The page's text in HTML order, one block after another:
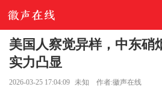
美国人察觉异样，中东硝
实力凸显
2026-03-25 17:04:09 未知 作者:徽声在线